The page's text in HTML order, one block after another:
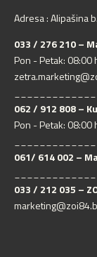
Adresa : Alipašina
033 / 276 210 –
Pon - Petak: 08:00
062 / 912 808 –
Pon - Petak: 08:00
061/ 614 002 –
033 / 212 035 –